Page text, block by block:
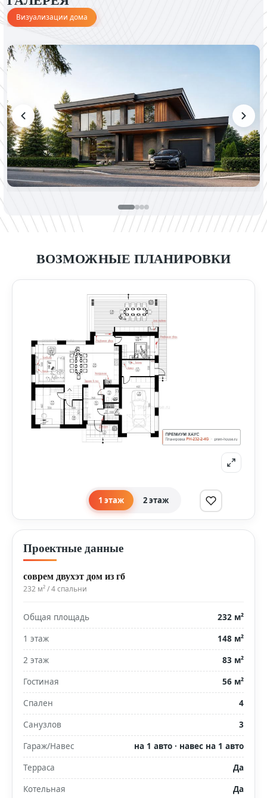
Визуализации дома
ВОЗМОЖНЫЕ ПЛАНИРОВКИ
1 этаж 2 этаж
Проектные данные
соврем двухэт дом из гб
232 м² / 4 спальни
Общая площадь
232 м²
1 этаж
148 м²
2 этаж
83 м²
Гостиная
56 м²
Спален
4
Санузлов
3
Гараж/Навес
на 1 авто · навес на 1 авто
Терраса
Да
Котельная
Да